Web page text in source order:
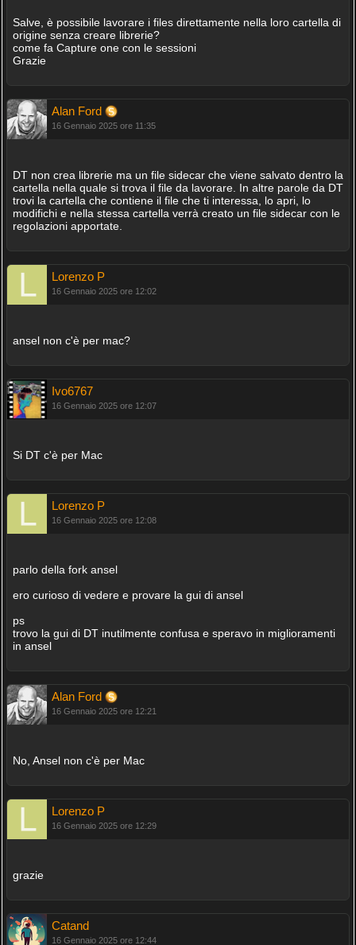
Salve, è possibile lavorare i files direttamente nella loro cartella di
origine senza creare librerie?
come fa Capture one con le sessioni
Grazie
Alan Ford
16 Gennaio 2025 ore 11:35
DT non crea librerie ma un file sidecar che viene salvato dentro la
cartella nella quale si trova il file da lavorare. In altre parole da DT
trovi la cartella che contiene il file che ti interessa, lo apri, lo
modifichi e nella stessa cartella verrà creato un file sidecar con le
regolazioni apportate.
Lorenzo P
16 Gennaio 2025 ore 12:02
ansel non c'è per mac?
Ivo6767
16 Gennaio 2025 ore 12:07
Si DT c'è per Mac
Lorenzo P
16 Gennaio 2025 ore 12:08
parlo della fork ansel
ero curioso di vedere e provare la gui di ansel
ps
trovo la gui di DT inutilmente confusa e speravo in miglioramenti
in ansel
Alan Ford
16 Gennaio 2025 ore 12:21
No, Ansel non c'è per Mac
Lorenzo P
16 Gennaio 2025 ore 12:29
grazie
Catand
16 Gennaio 2025 ore 12:44